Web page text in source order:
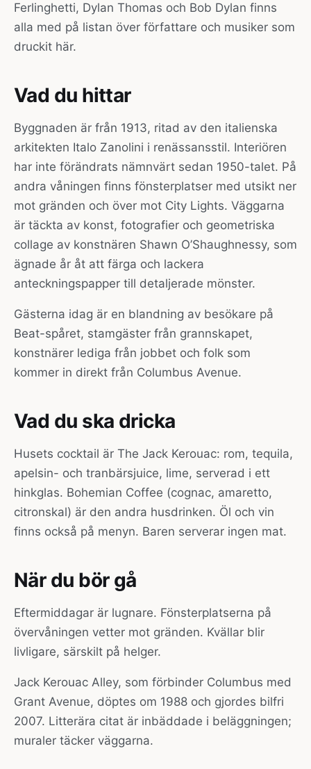
Ferlinghetti, Dylan Thomas och Bob Dylan finns
alla med på listan över författare och musiker som
druckit här.
Vad du hittar
Byggnaden är från 1913, ritad av den italienska
arkitekten Italo Zanolini i renässansstil. Interiören
har inte förändrats nämnvärt sedan 1950-talet. På
andra våningen finns fönsterplatser med utsikt ner
mot gränden och över mot City Lights. Väggarna
är täckta av konst, fotografier och geometriska
collage av konstnären Shawn O’Shaughnessy, som
ägnade år åt att färga och lackera
anteckningspapper till detaljerade mönster.
Gästerna idag är en blandning av besökare på
Beat-spåret, stamgäster från grannskapet,
konstnärer lediga från jobbet och folk som
kommer in direkt från Columbus Avenue.
Vad du ska dricka
Husets cocktail är The Jack Kerouac: rom, tequila,
apelsin- och tranbärsjuice, lime, serverad i ett
hinkglas. Bohemian Coffee (cognac, amaretto,
citronskal) är den andra husdrinken. Öl och vin
finns också på menyn. Baren serverar ingen mat.
När du bör gå
Eftermiddagar är lugnare. Fönsterplatserna på
övervåningen vetter mot gränden. Kvällar blir
livligare, särskilt på helger.
Jack Kerouac Alley, som förbinder Columbus med
Grant Avenue, döptes om 1988 och gjordes bilfri
2007. Litterära citat är inbäddade i beläggningen;
muraler täcker väggarna.